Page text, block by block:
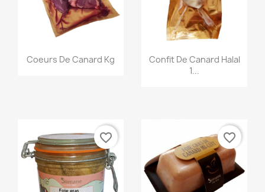
Aperçu rapide
Coeurs De Canard Kg Aperçu rapide
Confit De Canard Halal
1...
favorite_border favorite_border